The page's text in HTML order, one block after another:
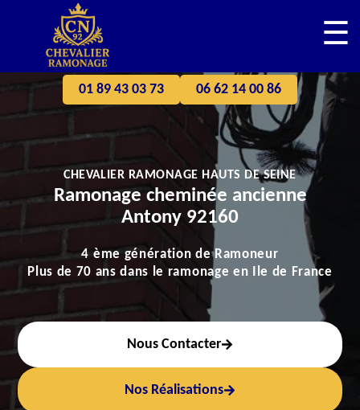
☰
01 89 43 03 73 06 62 14 00 86
CHEVALIER RAMONAGE HAUTS DE SEINE
Ramonage cheminée ancienne
Antony 92160
4 ème génération de Ramoneur
Plus de 70 ans dans le ramonage en Ile de France
Nous Contacter
Nos Réalisations